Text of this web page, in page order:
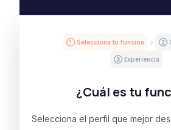
① Selecciona tu función ②
③ Experiencia
¿Cuál es tu
Selecciona el perfil que mejor